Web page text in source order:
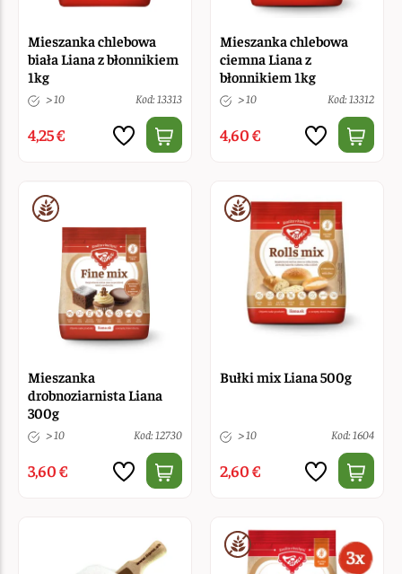
Mieszanka chlebowa
biała Liana z błonnikiem
1kg
> 10 Kod: 13313
4,25 €
Mieszanka chlebowa
ciemna Liana z
błonnikiem 1kg
> 10 Kod: 13312
4,60 €
Mieszanka
drobnoziarnista Liana
300g
> 10 Kod: 12730
3,60 €
Bułki mix Liana 500g
> 10 Kod: 1604
2,60 €